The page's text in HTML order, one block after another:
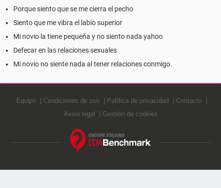
Porque siento que se me cierra el pecho
Siento que me vibra el labio superior
Mi novio la tiene pequeña y no siento nada yahoo
Defecar en las relaciones sexuales
Mi novio no siente nada al tener relaciones conmigo.
Equipo Condiciones de uso Política de privacidad
Contacto
Aviso legal
Gestión de cookies